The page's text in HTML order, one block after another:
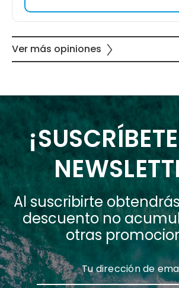
Ver más opiniones
Al suscribirte
descuento no
otras